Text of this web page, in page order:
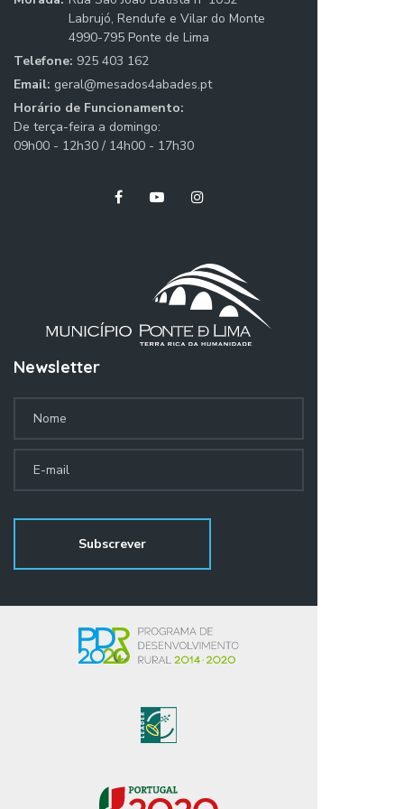
Labrujó, Rendufe e Vilar do Monte
4990-795 Ponte de Lima
Telefone: 925 403 162
Email: geral@mesados4abades.pt
Horário de Funcionamento:
De terça-feira a domingo:
09h00 - 12h30 / 14h00 - 17h30
Newsletter